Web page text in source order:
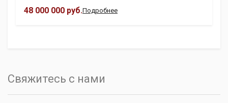
48 000 000 руб.Подробнее
Свяжитесь с нами